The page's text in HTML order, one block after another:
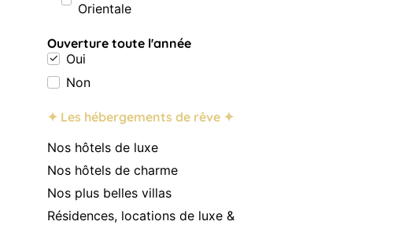
Orientale
Ouverture toute l'année
Oui
Non
✦ Les hébergements de rêve ✦
Nos hôtels de luxe
Nos hôtels de charme
Nos plus belles villas
Résidences, locations de luxe &